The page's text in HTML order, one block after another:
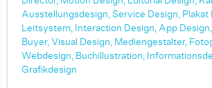
Ausstellungsdesign, Service Design, Plakat
Leitsystem, Interaction Design, App Design,
Buyer, Visual Design, Mediengestalter,
Webdesign, Buchillustration,
Grafikdesign